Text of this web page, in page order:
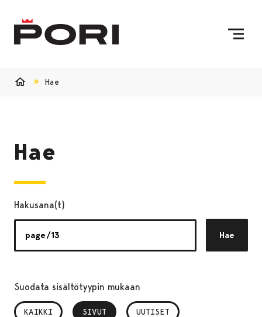
Hae
Hae
Hakusana(t)
Hae
Suodata sisältötyypin mukaan
KAIKKI SIVUT
, VALITTU UUTISET